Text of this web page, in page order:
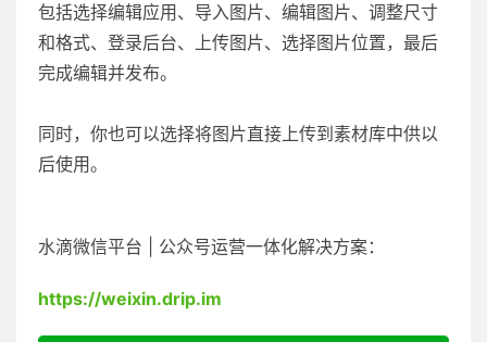
包括选择编辑应用、导入图片、编辑图片、调整尺寸
和格式、登录后台、上传图片、选择图片位置，最后
完成编辑并发布。
同时，你也可以选择将图片直接上传到素材库中供以
后使用。
水滴微信平台 | 公众号运营一体化解决方案：
https://weixin.drip.im